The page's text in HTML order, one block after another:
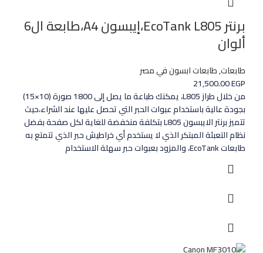
برنتر EcoTank L805،إيبسون A4،طابعة ال6
ألوان
طابعات,طابعات ابسون في مصر
21,500.00EGP
من خلال طراز L805، يمكنك طباعة ما يصل إلى 1800 صورة (10×15)
بجودة عالية باستخدام عبوات الحبر التي تحصل عليها عند الشراء،حيث
تتميز برنتر الايبسون L805 بتكلفة منخفضة للغاية لكل صفحة بفضل
نظام التعبئة المبتكر الذي لا يستخدم أي خراطيش حبر الذي تتمتع به
طابعات EcoTank، والمزود بعبوات حبر سهلة الاستخدام